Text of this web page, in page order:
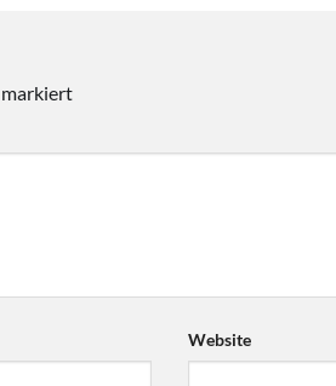
markiert
Website